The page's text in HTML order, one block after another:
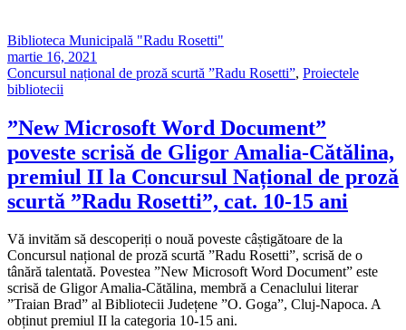
Biblioteca Municipală "Radu Rosetti"
martie 16, 2021
Concursul național de proză scurtă ”Radu Rosetti”, Proiectele
bibliotecii
”New Microsoft Word Document”
poveste scrisă de Gligor Amalia-Cătălina,
premiul II la Concursul Național de proză
scurtă ”Radu Rosetti”, cat. 10-15 ani
Vă invităm să descoperiți o nouă poveste câștigătoare de la
Concursul național de proză scurtă ”Radu Rosetti”, scrisă de o
tânără talentată. Povestea ”New Microsoft Word Document” este
scrisă de Gligor Amalia-Cătălina, membră a Cenaclului literar
”Traian Brad” al Bibliotecii Județene ”O. Goga”, Cluj-Napoca. A
obținut premiul II la categoria 10-15 ani.